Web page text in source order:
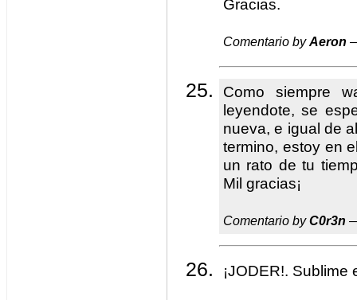
Gracias.
Comentario byAeron
Como siempre
leyendote, se
nueva, e igual de
termino, estoy en
un rato de tu
Mil gracias¡
Comentario byC0r3n
¡JODER!. Sublime